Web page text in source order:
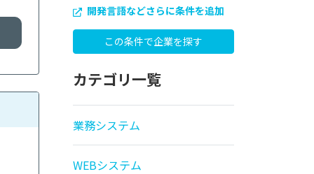
開発言語などさらに条件を追加
カテゴリ一覧
業務システム
WEBシステム